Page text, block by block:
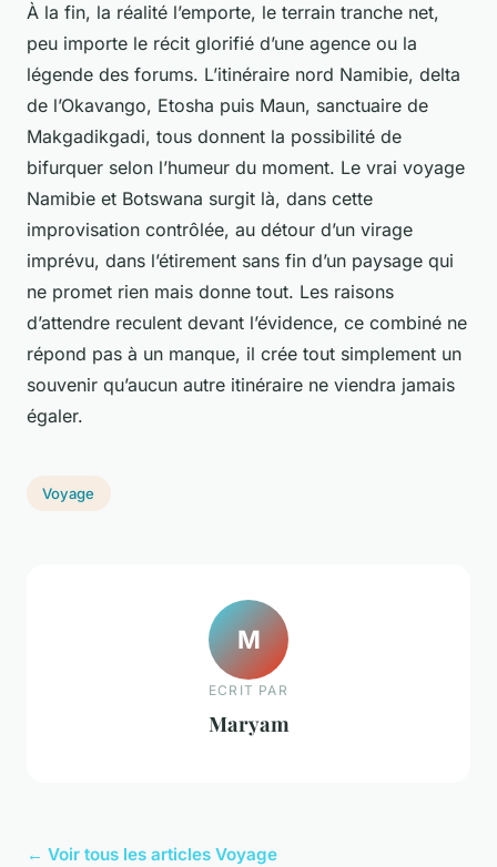
À la fin, la réalité l’emporte, le terrain tranche net,
peu importe le récit glorifié d’une agence ou la
légende des forums. L’itinéraire nord Namibie, delta
de l’Okavango, Etosha puis Maun, sanctuaire de
Makgadikgadi, tous donnent la possibilité de
bifurquer selon l’humeur du moment. Le vrai voyage
Namibie et Botswana surgit là, dans cette
improvisation contrôlée, au détour d’un virage
imprévu, dans l’étirement sans fin d’un paysage qui
ne promet rien mais donne tout. Les raisons
d’attendre reculent devant l’évidence, ce combiné ne
répond pas à un manque, il crée tout simplement un
souvenir qu’aucun autre itinéraire ne viendra jamais
égaler.
Voyage
M
ECRIT PAR
Maryam
← Voir tous les articles Voyage